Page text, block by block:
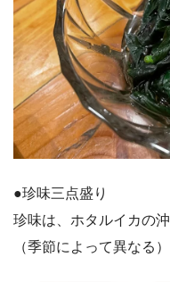
●珍味三点盛り
珍味は、ホタルイカの
（季節によって異なる）